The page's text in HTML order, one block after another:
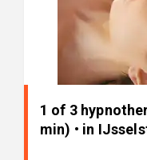
1 of 3
min) • in